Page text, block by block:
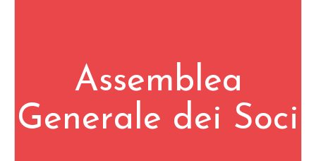
Assemblea
Generale dei Soci